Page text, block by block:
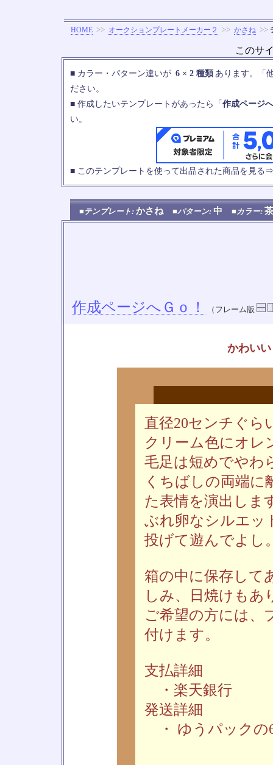
HOME >> オークションプレートメーカー２ >> かさね >>
このサ
■ カラー・パターン違いが 6 × 2 種類 あります。「
ださい。
■ 作成したいテンプレートがあったら「 作成ページ
い。
■ このテンプレートを使って出品された商品を見る
■テンプレート: かさね ■パターン: 中 ■カラー: 茶
作成ページへＧｏ！ （フレーム版
かわい
直径20センチぐら
クリーム色にオレ
毛足は短めでやわ
くちばしの両端に
た表情を演出しま
ぶれ卵なシルエッ
投げて遊んでよし
箱の中に保存して
しみ、日焼けもあ
ご希望の方には、
付けます。
支払詳細
・楽天銀行
発送詳細
・ ゆうパックの